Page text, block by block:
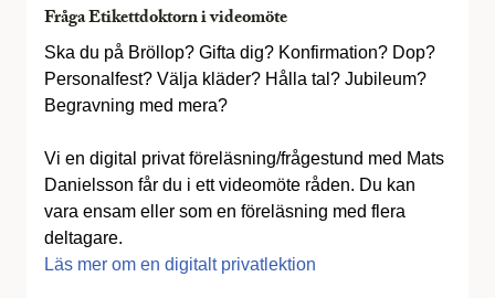
Fråga Etikettdoktorn i videomöte
Ska du på Bröllop? Gifta dig? Konfirmation? Dop?
Personalfest? Välja kläder? Hålla tal? Jubileum?
Begravning med mera?
Vi en digital privat föreläsning/frågestund med Mats
Danielsson får du i ett videomöte råden. Du kan
vara ensam eller som en föreläsning med flera
deltagare.
Läs mer om en digitalt privatlektion